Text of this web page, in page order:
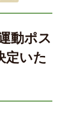
動ポス
定いた